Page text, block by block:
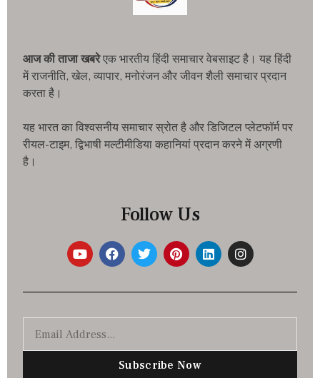
आज की ताजा खबरेएक भारतीय हिंदी समाचार वेबसाइट है। यह हिंदी
में राजनीति, खेल, व्यापार, मनोरंजन और जीवन शैली समाचार प्रदान
करता है।
यह भारत का विश्वसनीय समाचार स्रोत है और डिजिटल प्लेटफॉर्म पर
रीयल-टाइम, द्विभाषी मल्टीमीडिया कहानियां प्रदान करने में अग्रणी
है।
Follow Us
Subscribe Now